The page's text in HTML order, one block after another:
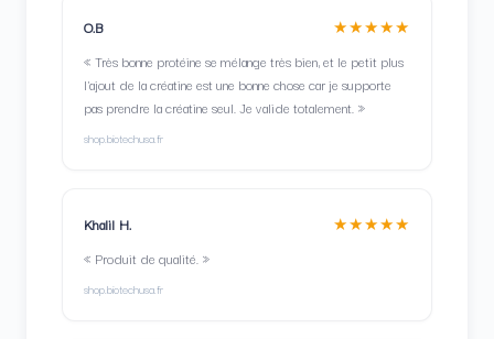
O.B ★★★★★
« Très bonne protéine se mélange très bien, et le petit plus
l'ajout de la créatine est une bonne chose car je supporte
pas prendre la créatine seul. Je valide totalement. »
shop.biotechusa.fr
Khalil H. ★★★★★
« Produit de qualité. »
shop.biotechusa.fr